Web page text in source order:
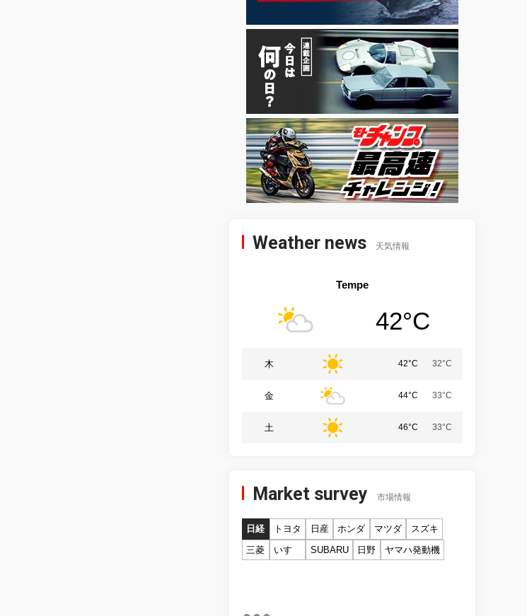
Weather news 天気情報
Tempe
42°C
木 42°C 32°C
金 44°C 33°C
土 46°C 33°C
Market survey 市場情報
日経 トヨタ 日産 ホンダ マツダ
スズキ
三菱
いすゞ SUBARU 日野 ヤマハ発動機